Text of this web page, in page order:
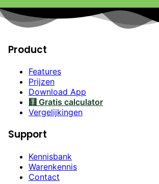
Product
Features
Prijzen
Download App
🧮 Gratis calculator
Vergelijkingen
Support
Kennisbank
Warenkennis
Contact